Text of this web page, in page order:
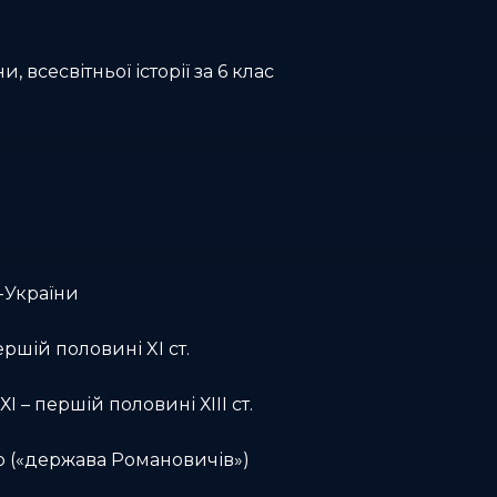
всесвітньої історії за 6 клас
половині XI ст.
– першій половині ХІІІ ст.
(«держава Романовичів»)